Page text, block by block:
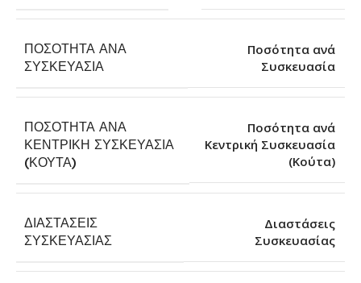
ΠΟΣΌΤΗΤΑ ΑΝΆ
ΣΥΣΚΕΥΑΣΊΑ
Ποσότητα ανά
Συσκευασία
ΠΟΣΌΤΗΤΑ ΑΝΆ
ΚΕΝΤΡΙΚΉ ΣΥΣΚΕΥΑΣΊΑ
(ΚΟΎΤΑ)
Ποσότητα ανά
Κεντρική Συσκευασία
(Κούτα)
ΔΙΑΣΤΆΣΕΙΣ
ΣΥΣΚΕΥΑΣΊΑΣ
Διαστάσεις
Συσκευασίας